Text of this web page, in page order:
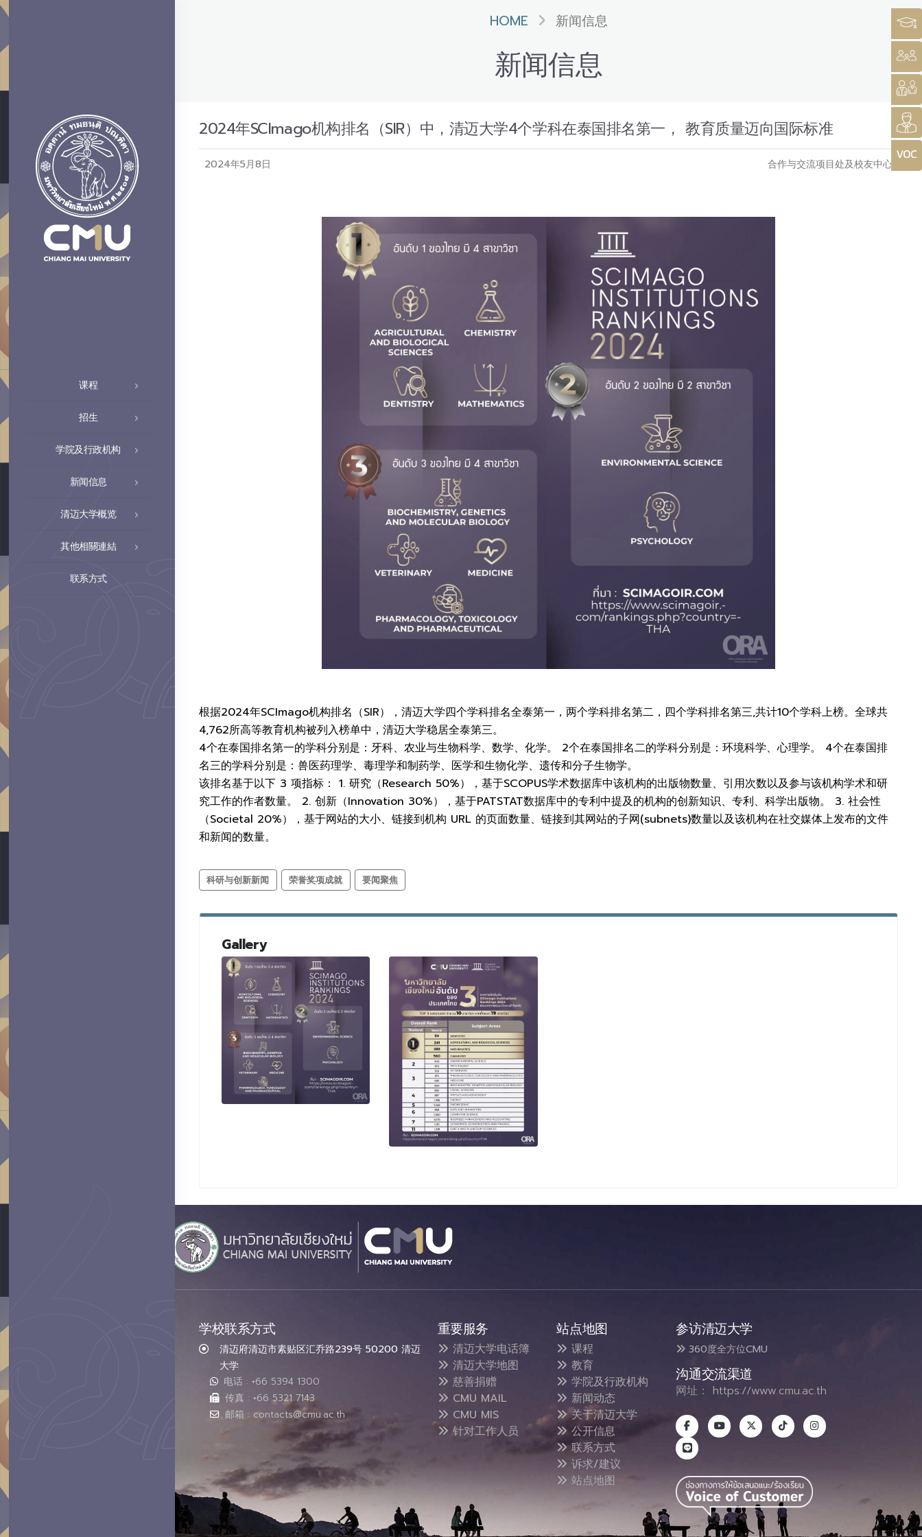
课程
招生
学院及行政机构
新闻信息
清迈大学概览
其他相關連結
联系方式
HOME 新闻信息
新闻信息
2024年SCImago机构排名（SIR）中，清迈大学4个学科在泰国排名第一， 教育质量迈向国际标准
2024年5月8日 合作与交流项目处及校友中心
根据2024年SCImago机构排名（SIR），清迈大学四个学科排名全泰第一，两个学科排名第二，四个学科排名第三,共计10个学科上榜。全球共
4,762所高等教育机构被列入榜单中，清迈大学稳居全泰第三。
4个在泰国排名第一的学科分别是：牙科、农业与生物科学、数学、化学。 2个在泰国排名二的学科分别是：环境科学、心理学。 4个在泰国排
名三的学科分别是：兽医药理学、毒理学和制药学、医学和生物化学、遗传和分子生物学。
该排名基于以下 3 项指标： 1. 研究（Research 50%），基于SCOPUS学术数据库中该机构的出版物数量、引用次数以及参与该机构学术和研
究工作的作者数量。 2. 创新（Innovation 30%），基于PATSTAT数据库中的专利中提及的机构的创新知识、专利、科学出版物。 3. 社会性
（Societal 20%），基于网站的大小、链接到机构 URL 的页面数量、链接到其网站的子网(subnets)数量以及该机构在社交媒体上发布的文件
和新闻的数量。
科研与创新新闻 荣誉奖项成就 要闻聚焦
Gallery
学校联系方式
清迈府清迈市素贴区汇乔路239号 50200 清迈
大学
电话 : +66 5394 1300
传真 : +66 5321 7143
邮箱 : contacts@cmu.ac.th
重要服务
清迈大学电话簿
清迈大学地图
慈善捐赠
CMU MAIL
CMU MIS
针对工作人员
站点地图
课程
教育
学院及行政机构
新闻动态
关于清迈大学
公开信息
联系方式
诉求/建议
站点地图
参访清迈大学
360度全方位CMU
沟通交流渠道
网址： https://www.cmu.ac.th